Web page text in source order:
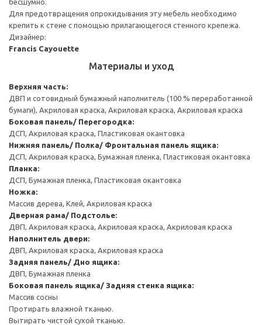
Для предотвращения опрокидывания эту мебель необходимо
крепить к стене с помощью прилагающегося стенного крепежа.
Дизайнер:
Francis Cayouette
Материалы и уход
Верхняя часть:
ДВП и сотовидный бумажный наполнитель (100 % переработанной
бумаги), Акриловая краска, Акриловая краска, Акриловая краска
Боковая панель/ Перегородка:
ДСП, Акриловая краска, Пластиковая окантовка
Нижняя панель/ Полка/ Фронтальная панель ящика:
ДСП, Акриловая краска, Бумажная пленка, Пластиковая окантовка
Планка:
ДСП, Бумажная пленка, Пластиковая окантовка
Ножка:
Массив дерева, Клей, Акриловая краска
Дверная рама/ Подстолье:
ДВП, Акриловая краска, Акриловая краска, Акриловая краска
Наполнитель двери:
ДВП, Акриловая краска, Акриловая краска
Задняя панель/ Дно ящика:
ДВП, Бумажная пленка
Боковая панель ящика/ Задняя стенка ящика:
Массив сосны
Протирать влажной тканью.
Вытирать чистой сухой тканью.